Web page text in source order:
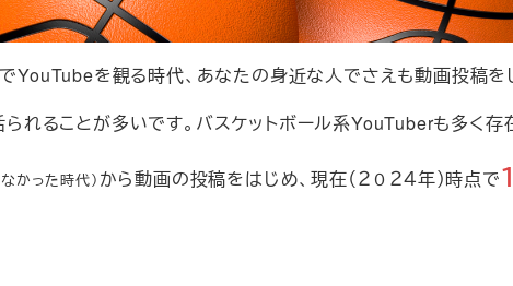
を観る時代、あなたの身近な人でさえも動画投稿を
ることが多いです。バスケットボール系YouTuberも多く存
かった時代） から動画の投稿をはじめ、現在（２０２４年）時点で